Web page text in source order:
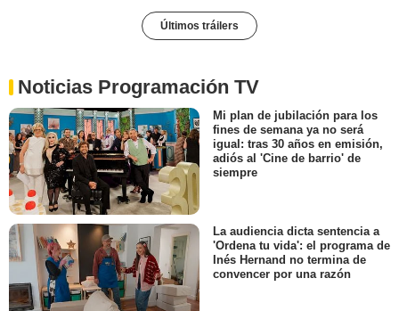
Últimos tráilers
Noticias Programación TV
Mi plan de jubilación para los
fines de semana ya no será
igual: tras 30 años en emisión,
adiós al 'Cine de barrio' de
siempre
La audiencia dicta sentencia a
'Ordena tu vida': el programa de
Inés Hernand no termina de
convencer por una razón